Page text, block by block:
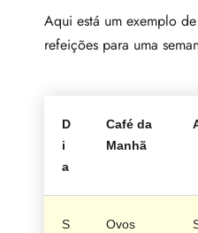
Aqui está um exemplo
refeições para uma
D
i
a
Café da
Manhã
S
Ovos